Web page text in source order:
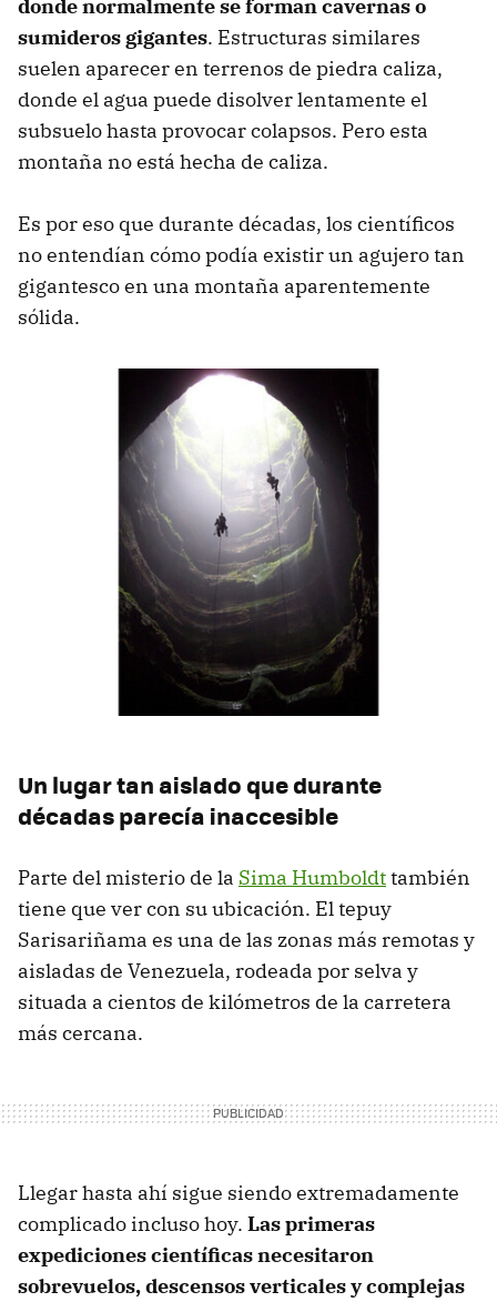
donde normalmente se formancavernas o
sumideros gigantes. Estructuras similares
suelen aparecer en terrenos de piedra caliza,
donde el agua puede disolver lentamente el
subsuelo hasta provocar colapsos. Pero esta
montaña no está hecha de caliza.
Es por eso que durante décadas, los científicos
no entendían cómo podía existir un agujero tan
gigantesco en una montaña aparentemente
sólida.
Un lugar tan aislado que durante
décadas parecía inaccesible
Parte del misterio de la Sima Humboldttambién
tiene que ver con su ubicación. El tepuy
Sarisariñama es una de las zonas más remotas y
aisladas de Venezuela, rodeada por selva y
situada a cientos de kilómetros de la carretera
más cercana.
Llegar hasta ahí sigue siendo extremadamente
complicado incluso hoy. Las primeras
expediciones científicas necesitaron
sobrevuelos, descensos verticales y complejas